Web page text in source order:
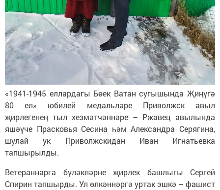
«1941-1945 еллардагы Бөек Ватан сугышында Җиңүгә
80 ел» юбилей медальләре Приволжск авыл
җирлегенең тыл хезмәтчәннәре – Ржавец авылында
яшәүче Прасковья Сесина һәм Александра Серягина,
шулай ук Приволжскидан Иван Игнатьевка
тапшырылды.
Ветераннарга бүләкләрне җирлек башлыгы Сергей
Спирин тапшырды. Ул өлкәннәргә уртак эшкә – фашист